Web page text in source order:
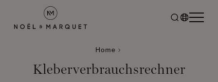
Home
Kleberverbrauchsrechner